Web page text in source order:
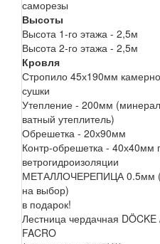
саморезы
Высоты
Высота 1-го этажа - 2,5м
Высота 2-го этажа - 2,5м
Кровля
Стропило 45х190мм
сушки
Утепление - 200мм
ватный утеплитель)
Обрешетка - 20х90мм
Контр-обрешетка - 40х40мм
ветрогидроизоляции
МЕТАЛЛОЧЕРЕПИЦА 0.5мм
на выбор)
в подарок!
Лестница чердачная DÖCKE
FACRO